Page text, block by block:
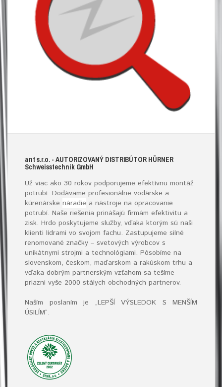
ant s.r.o. - AUTORIZOVANÝ DISTRIBÚTOR HÜRNER
Schweisstechnik GmbH
Už viac ako 30 rokov podporujeme efektívnu montáž
potrubí. Dodávame profesionálne vodárske a
kúrenárske náradie a nástroje na opracovanie
potrubí. Naše riešenia prinášajú firmám efektivitu a
zisk. Hrdo poskytujeme služby, vďaka ktorým sú naši
klienti lídrami vo svojom fachu. Zastupujeme silné
renomované značky – svetových výrobcov s
unikátnymi strojmi a technológiami. Pôsobíme na
slovenskom, českom, maďarskom a rakúskom trhu a
vďaka dobrým partnerským vzťahom sa tešíme
priazni vyše 2000 stálych obchodných partnerov.
Naším poslaním je „LEPŠÍ VÝSLEDOK S MENŠÍM
ÚSILÍM“.